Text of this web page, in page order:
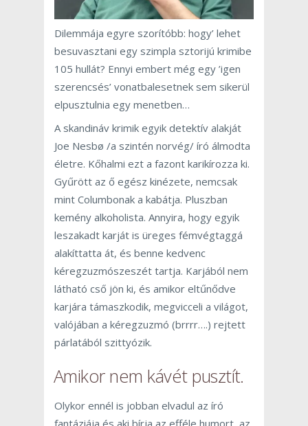
Dilemmája egyre szorítóbb: hogy’ lehet
besuvasztani egy szimpla sztorijú krimibe
105 hullát? Ennyi embert még egy ’igen
szerencsés’ vonatbalesetnek sem sikerül
elpusztulnia egy menetben…
A skandináv krimik egyik detektív alakját
Joe Nesbø /a szintén norvég/ író álmodta
életre. Kőhalmi ezt a fazont karikírozza ki.
Gyűrött az ő egész kinézete, nemcsak
mint Columbonak a kabátja. Pluszban
kemény alkoholista. Annyira, hogy egyik
leszakadt karját is üreges fémvégtaggá
alakíttatta át, és benne kedvenc
kéregzuzmószeszét tartja. Karjából nem
látható cső jön ki, és amikor eltűnődve
karjára támaszkodik, megvicceli a világot,
valójában a kéregzuzmó (brrrr….) rejtett
párlatából szittyózik.
Amikor nem kávét pusztít.
Olykor ennél is jobban elvadul az író
fantáziája és aki bírja az efféle humort, az